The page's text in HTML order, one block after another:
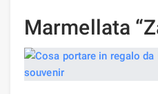
Marmellata